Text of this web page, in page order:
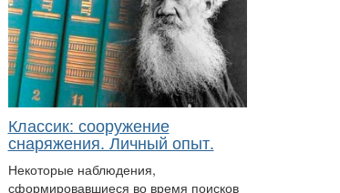
Классик: сооружение
снаряжения. Личный опыт.
Некоторые наблюдения,
сформировавшиеся во время поисков